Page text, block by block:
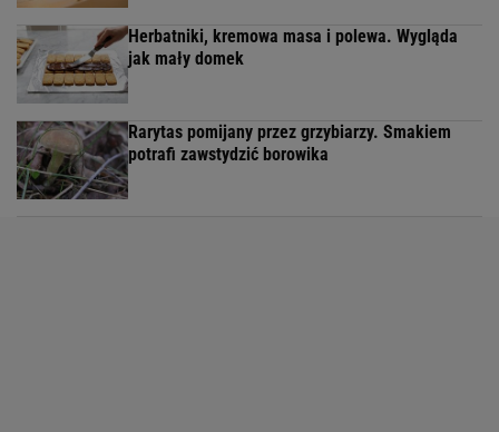
Herbatniki, kremowa masa i polewa. Wygląda
jak mały domek
Rarytas pomijany przez grzybiarzy. Smakiem
potrafi zawstydzić borowika